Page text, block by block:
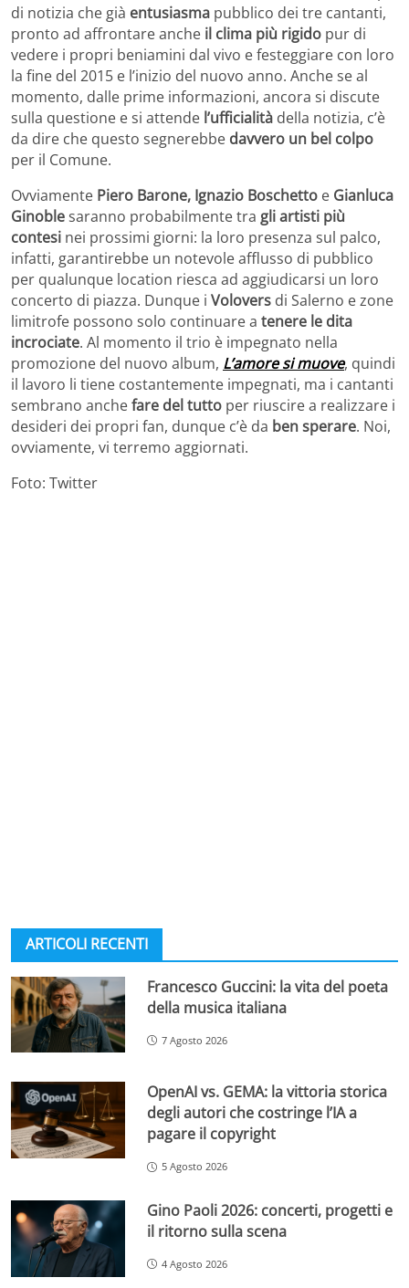
di notizia che già entusiasma pubblico dei tre cantanti,
pronto ad affrontare anche il clima più rigido pur di
vedere i propri beniamini dal vivo e festeggiare con loro
la fine del 2015 e l’inizio del nuovo anno. Anche se al
momento, dalle prime informazioni, ancora si discute
sulla questione e si attende l’ufficialità della notizia, c’è
da dire che questo segnerebbe davvero un bel colpo
per il Comune.
Ovviamente Piero Barone, Ignazio Boschetto e Gianluca
Ginoblesaranno probabilmente tra gli artisti più
contesi nei prossimi giorni: la loro presenza sul palco,
infatti, garantirebbe un notevole afflusso di pubblico
per qualunque location riesca ad aggiudicarsi un loro
concerto di piazza. Dunque i Volovers di Salerno e zone
limitrofe possono solo continuare a tenere le dita
incrociate. Al momento il trio è impegnato nella
promozione del nuovo album, L’amore si muove, quindi
il lavoro li tiene costantemente impegnati, ma i cantanti
sembrano anchefare del tutto per riuscire a realizzare i
desideri dei propri fan, dunque c’è da ben sperare. Noi,
ovviamente, vi terremo aggiornati.
Foto: Twitter
ARTICOLI RECENTI
Francesco Guccini: la vita del poeta
della musica italiana
7 Agosto 2026
OpenAI vs. GEMA: la vittoria storica
degli autori che costringe l’IA a
pagare il copyright
5 Agosto 2026
Gino Paoli 2026: concerti, progetti e
il ritorno sulla scena
4 Agosto 2026